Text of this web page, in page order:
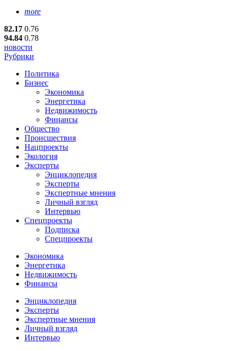
more
82.17 0.76
94.84 0.78
новости
Рубрики
Политика
Бизнес
Экономика
Энергетика
Недвижимость
Финансы
Общество
Происшествия
Нацпроекты
Экология
Эксперты
Энциклопедия
Эксперты
Экспертные мнения
Личный взгляд
Интервью
Спецпроекты
Подписка
Спецпроекты
Экономика
Энергетика
Недвижимость
Финансы
Энциклопедия
Эксперты
Экспертные мнения
Личный взгляд
Интервью